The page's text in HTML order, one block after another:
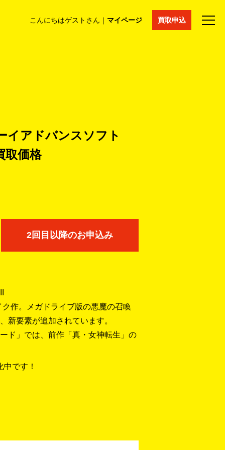
こんにちはゲストさん｜ マイページ 買取申込
コラム マイページ 採用情報 通販サイト
イアドバンスソフト
取価格
2回目以降のお申込み
作。メガドライブ版の悪魔の召喚
新要素が追加されています。
ド」では、前作「真・女神転生」の
です！